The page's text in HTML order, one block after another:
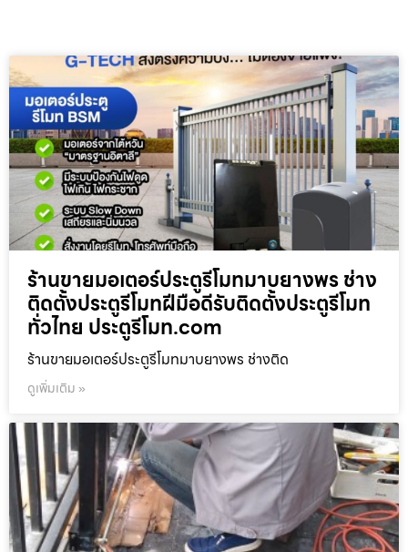
ร้านขายมอเตอร์ประตูรีโมทมาบยางพร ช่าง
ติดตั้งประตูรีโมทฝีมือดีรับติดตั้งประตูรีโมท
ทั่วไทย ประตูรีโมท.com
ร้านขายมอเตอร์ประตูรีโมทมาบยางพร ช่างติด
ดูเพิ่มเติม »